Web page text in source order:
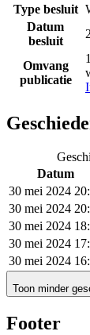
Type besluit
Datum
besluit
Omvang
publicatie
Datum
30 mei 2024
30 mei 2024
30 mei 2024
30 mei 2024
30 mei 2024
Datum
Toon minder
Footer